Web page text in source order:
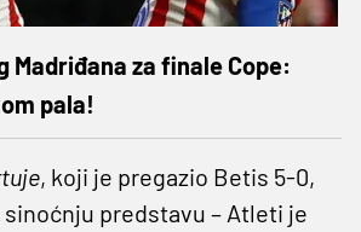
Madriđana za finale Cope:
pala!
, koji je pregazio Betis 5-0,
predstavu – Atleti je